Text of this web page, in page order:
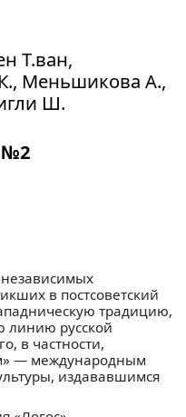
Т.ван,
Меньшикова А.,
Ш.
№2
в постсоветский
традицию,
линию русской
в частности,
— международным
издававшимся